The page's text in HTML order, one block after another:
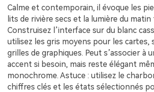
Calme et contemporain, il évoque les
lits de rivière secs et la lumière du matin
Construisez l’interface sur du blanc
utilisez les gris moyens pour les cartes,
grilles de graphiques. Peut s’associer à
accent si besoin, mais reste élégant
monochrome. Astuce : utilisez le
chiffres clés et les états sélectionnés